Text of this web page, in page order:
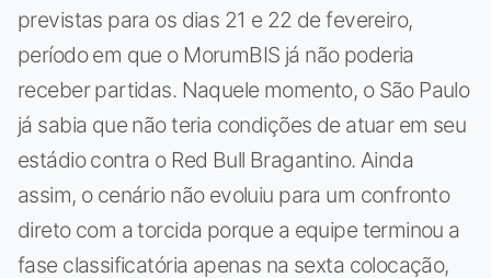
previstas para os dias 21 e 22 de fevereiro,
período em que o MorumBIS já não poderia
receber partidas. Naquele momento, o São Paulo
já sabia que não teria condições de atuar em seu
estádio contra o Red Bull Bragantino. Ainda
assim, o cenário não evoluiu para um confronto
direto com a torcida porque a equipe terminou a
fase classificatória apenas na sexta colocação,